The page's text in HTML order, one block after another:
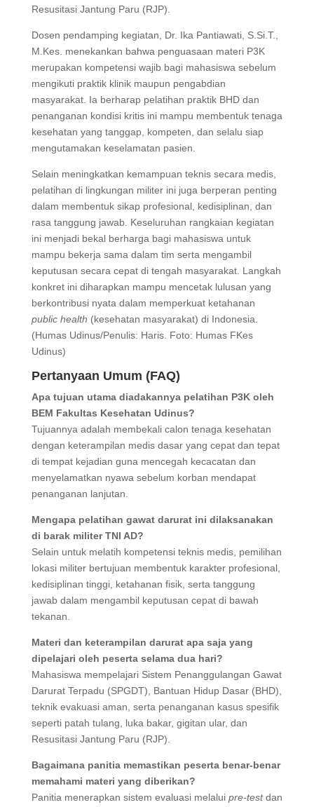
Resusitasi Jantung Paru (RJP).
Dosen pendamping kegiatan, Dr. Ika Pantiawati, S.Si.T.,
M.Kes. menekankan bahwa penguasaan materi P3K
merupakan kompetensi wajib bagi mahasiswa sebelum
mengikuti praktik klinik maupun pengabdian
masyarakat. Ia berharap pelatihan praktik BHD dan
penanganan kondisi kritis ini mampu membentuk tenaga
kesehatan yang tanggap, kompeten, dan selalu siap
mengutamakan keselamatan pasien.
Selain meningkatkan kemampuan teknis secara medis,
pelatihan di lingkungan militer ini juga berperan penting
dalam membentuk sikap profesional, kedisiplinan, dan
rasa tanggung jawab. Keseluruhan rangkaian kegiatan
ini menjadi bekal berharga bagi mahasiswa untuk
mampu bekerja sama dalam tim serta mengambil
keputusan secara cepat di tengah masyarakat. Langkah
konkret ini diharapkan mampu mencetak lulusan yang
berkontribusi nyata dalam memperkuat ketahanan
public health (kesehatan masyarakat) di Indonesia.
(Humas Udinus/Penulis: Haris. Foto: Humas FKes
Udinus)
Pertanyaan Umum (FAQ)
Apa tujuan utama diadakannya pelatihan P3K oleh
BEM Fakultas Kesehatan Udinus?
Tujuannya adalah membekali calon tenaga kesehatan
dengan keterampilan medis dasar yang cepat dan tepat
di tempat kejadian guna mencegah kecacatan dan
menyelamatkan nyawa sebelum korban mendapat
penanganan lanjutan.
Mengapa pelatihan gawat darurat ini dilaksanakan
di barak militer TNI AD?
Selain untuk melatih kompetensi teknis medis, pemilihan
lokasi militer bertujuan membentuk karakter profesional,
kedisiplinan tinggi, ketahanan fisik, serta tanggung
jawab dalam mengambil keputusan cepat di bawah
tekanan.
Materi dan keterampilan darurat apa saja yang
dipelajari oleh peserta selama dua hari?
Mahasiswa mempelajari Sistem Penanggulangan Gawat
Darurat Terpadu (SPGDT), Bantuan Hidup Dasar (BHD),
teknik evakuasi aman, serta penanganan kasus spesifik
seperti patah tulang, luka bakar, gigitan ular, dan
Resusitasi Jantung Paru (RJP).
Bagaimana panitia memastikan peserta benar-benar
memahami materi yang diberikan?
Panitia menerapkan sistem evaluasi melalui pre-testdan